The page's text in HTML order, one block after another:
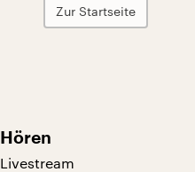
Zur Startseite
Hören
Livestream